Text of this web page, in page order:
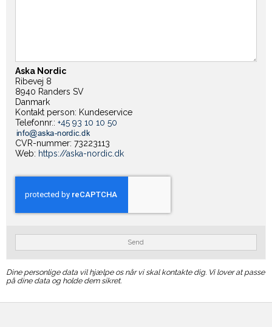
Aska Nordic
Ribevej 8
8940 Randers SV
Danmark
Kontakt person: Kundeservice
Telefonnr.: +45 93 10 10 50
CVR-nummer: 73223113
Web: https://aska-nordic.dk
Send
Dine personlige data vil hjælpe os når vi skal kontakte dig. Vi lover at passe
på dine data og holde dem sikret.